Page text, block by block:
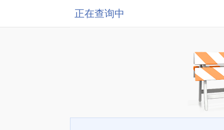
正在查询中